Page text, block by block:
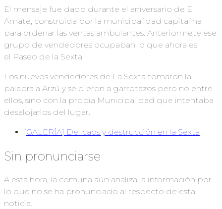
El mensaje fue dado durante el aniversario de El
Amate, construida por la municipalidad capitalina
para ordenar las ventas ambulantes. Anteriormete ese
grupo de vendedores ocupaban lo que ahora es
el Paseo de la Sexta.
Los nuevos vendedores de La Sexta tomaron la
palabra a Arzú y se dieron a garrotazos pero no entre
ellos, sino con la propia Municipalidad que intentaba
desalojarlos del lugar.
[GALERÍA] Del caos y destrucción en la Sexta
Sin pronunciarse
A esta hora, la comuna aún analiza la información por
lo que no se ha pronunciado al respecto de esta
noticia.